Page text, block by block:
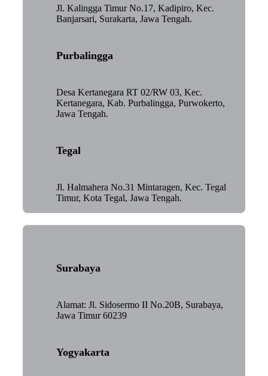
Jl. Kalingga Timur No.17, Kadipiro, Kec.
Banjarsari, Surakarta, Jawa Tengah.
Purbalingga
Desa Kertanegara RT 02/RW 03, Kec.
Kertanegara, Kab. Purbalingga, Purwokerto,
Jawa Tengah.
Tegal
Jl. Halmahera No.31 Mintaragen, Kec. Tegal
Timur, Kota Tegal, Jawa Tengah.
Surabaya
Alamat: Jl. Sidosermo II No.20B, Surabaya,
Jawa Timur 60239
Yogyakarta